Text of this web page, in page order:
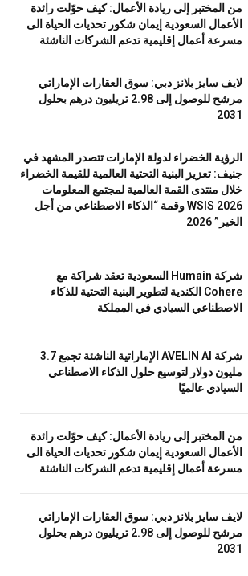
من المختبر إلى ريادة الأعمال: كيف حوّلت رائدة
الأعمال السعودية إيمان شكور تحديات الحياة الى
مسرعة أعمال إقليمية تدعم الشركات الناشئة
لايف سايز بلانز دبي: سوق العقارات الإماراتي
مرشح للوصول إلى 2.98 تريليون درهم بحلول
2031
الرؤية الخضراء لدولة الإمارات تتصدر المشهد في
جنيف: تعزيز البنية التحتية العالمية للقيمة الخضراء
خلال منتدى القمة العالمية لمجتمع المعلومات
WSIS 2026 وقمة “الذكاء الاصطناعي من أجل
الخير” 2026
شركة Humain السعودية تعقد شراكة مع
Cohere الكندية لتطوير البنية التحتية للذكاء
الاصطناعي السيادي في المملكة
شركة AVELIN AI الإماراتية الناشئة تجمع 3.7
مليون دولار لتوسيع حلول الذكاء الاصطناعي
السيادي عالميًا
من المختبر إلى ريادة الأعمال: كيف حوّلت رائدة
الأعمال السعودية إيمان شكور تحديات الحياة الى
مسرعة أعمال إقليمية تدعم الشركات الناشئة
لايف سايز بلانز دبي: سوق العقارات الإماراتي
مرشح للوصول إلى 2.98 تريليون درهم بحلول
2031